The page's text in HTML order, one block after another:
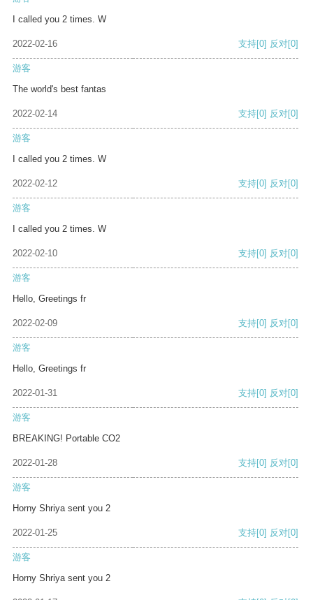
I called you 2 times. W
2022-02-16 支持[0] 反对[0]
游客
The world's best fantas
2022-02-14 支持[0] 反对[0]
游客
I called you 2 times. W
2022-02-12 支持[0] 反对[0]
游客
I called you 2 times. W
2022-02-10 支持[0] 反对[0]
游客
Hello, Greetings fr
2022-02-09 支持[0] 反对[0]
游客
Hello, Greetings fr
2022-01-31 支持[0] 反对[0]
游客
BREAKING! Portable CO2
2022-01-28 支持[0] 反对[0]
游客
Horny Shriya sent you 2
2022-01-25 支持[0] 反对[0]
游客
Horny Shriya sent you 2